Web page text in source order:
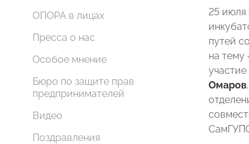
ОПОРА в лицах
Пресса о нас
Особое мнение
Бюро по защите прав
предпринимателей
Видео
Поздравления
25 июля
путей
на тему
Омаров